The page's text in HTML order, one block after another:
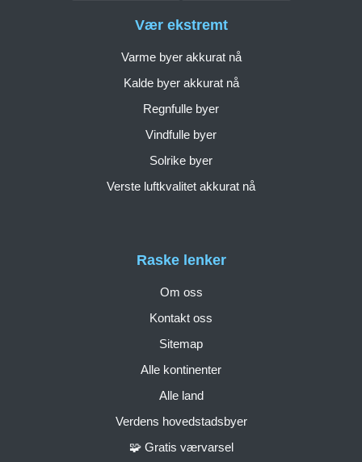
Raske lenker
Om oss
Kontakt oss
Sitemap
Alle kontinenter
Alle land
Verdens hovedstadsbyer
🧩 Gratis værvarsel
Vær ekstremt
Varme byer akkurat nå
Kalde byer akkurat nå
Regnfulle byer
Vindfulle byer
Solrike byer
Verste luftkvalitet akkurat nå